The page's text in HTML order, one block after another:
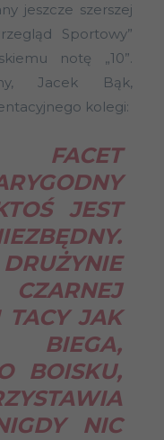
jeszcze szerszej
Sportowy”
notę „10”.
Jacek Bąk,
kolegi:
JEST
TACY JAK
BIEGA,
BOISKU,
NIC